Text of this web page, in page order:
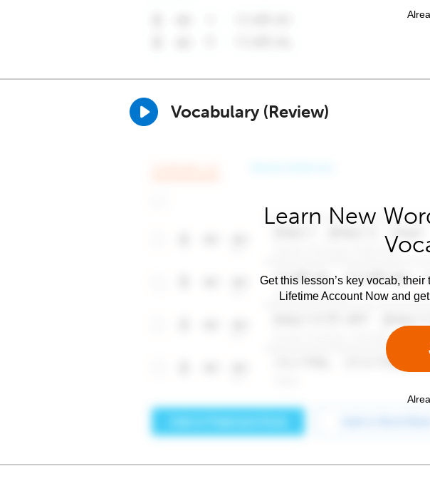
Vocabulary (Review)
Learn New
Get this lesson’s key vocab,
Lifetime Account Now and